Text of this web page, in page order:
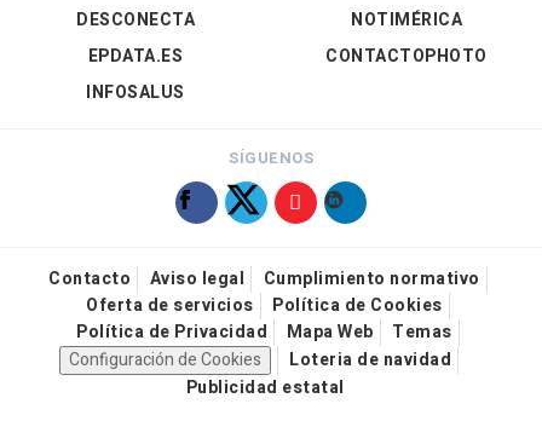
DESCONECTA
EPDATA.ES
INFOSALUS
NOTIMÉRICA
CONTACTOPHOTO
SÍGUENOS
Contacto Aviso legal
Cumplimiento normativo
Oferta de servicios
Política de Cookies
Política de Privacidad
Mapa Web
Temas
Configuración de Cookies
Loteria de navidad
Publicidad estatal